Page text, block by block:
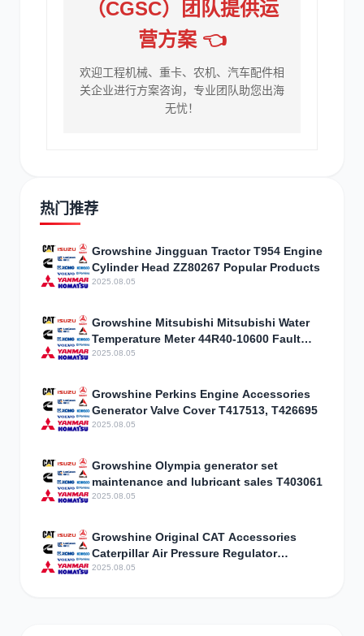
（CGSC）团队提供运
营方案 👈
欢迎工程机械、重卡、农机、汽车配件相
关企业进行方案咨询，专业团队助您出海
无忧！
热门推荐
Growshine Jingguan Tractor T954 Engine
Cylinder Head ZZ80267 Popular Products
2025.08.05
Growshine Mitsubishi Mitsubishi Water
Temperature Meter 44R40-10600 Fault
Diagnosis
2025.08.05
Growshine Perkins Engine Accessories
Generator Valve Cover T417513, T426695
2025.08.05
Growshine Olympia generator set
maintenance and lubricant sales T403061
2025.08.05
Growshine Original CAT Accessories
Caterpillar Air Pressure Regulator
Assembly 3301843 Parameter
2025.08.05